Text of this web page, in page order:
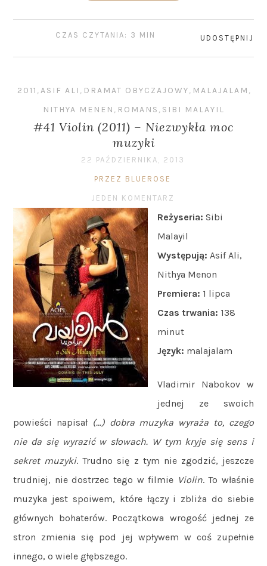
CZAS CZYTANIA: 3 MIN UDOSTĘPNIJ
2011 ,ASIF ALI , DRAMAT OBYCZAJOWY, MALAJALAM ,
NITHYA MENEN , ROMANS , SIBI MALAYIL
#41 Violin (2011) – Niezwykła moc
muzyki
22 PAŹDZIERNIKA, 2013
PRZEZ BLUEROSE
JEDEN KOMENTARZ
Reżyseria: Sibi
Malayil
Występują: Asif Ali,
Nithya Menon
Premiera: 1 lipca
Czas trwania: 138
minut
Język: malajalam
Vladimir Nabokov w
jednej ze swoich
powieści napisał (…) dobra muzyka wyraża to, czego
nie da się wyrazić w słowach. W tym kryje się sens i
sekret muzyki. Trudno się z tym nie zgodzić, jeszcze
trudniej, nie dostrzec tego w filmie Violin. To właśnie
muzyka jest spoiwem, które łączy i zbliża do siebie
głównych bohaterów. Początkowa wrogość jednej ze
stron zmienia się pod jej wpływem w coś zupełnie
innego, o wiele głębszego.